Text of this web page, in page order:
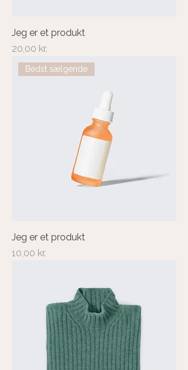
Jeg er et produkt
Pris
20,00 kr.
Bedst sælgende
Jeg er et produkt
Pris
10,00 kr.